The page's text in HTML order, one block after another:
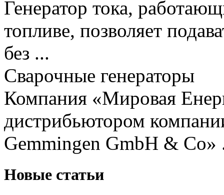
Генератор тока,
топливе, позволяет
без ...
Сварочные генераторы
Компания «Мировая
дистрибьютором
Gemmingen GmbH & Co»
Новые статьи